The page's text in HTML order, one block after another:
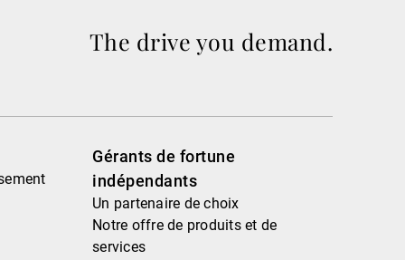
The drive you demand.
Gérants de fortune
indépendants
Un partenaire de choix
Notre offre de produits et de
services